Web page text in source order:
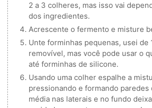
2 a 3 colheres, mas isso vai
dos ingredientes.
Acrescente o fermento e misture
Unte forminhas pequenas, usei de
removível, mas você pode usar o
até forminhas de silicone.
Usando uma colher espalhe a
pressionando e formando paredes
média nas laterais e no fundo